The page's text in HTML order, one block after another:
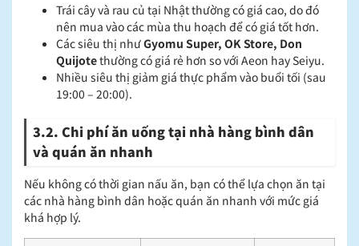
Trái cây và rau củ tại Nhật thường có giá cao, do đó
nên mua vào các mùa thu hoạch để có giá tốt hơn.
Các siêu thị nhưGyomu Super, OK Store, Don
Quijotethường có giá rẻ hơn so với Aeon hay Seiyu.
Nhiều siêu thị giảm giá thực phẩm vào buổi tối (sau
19:00 – 20:00).
3.2. Chi phí ăn uống tại nhà hàng bình dân
và quán ăn nhanh
Nếu không có thời gian nấu ăn, bạn có thể lựa chọn ăn tại
các nhà hàng bình dân hoặc quán ăn nhanh với mức giá
khá hợp lý.